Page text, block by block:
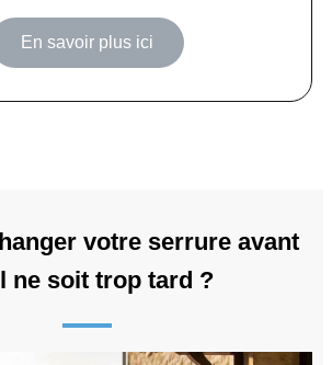
En savoir plus ici
votre serrure avant
ne soit trop tard ?